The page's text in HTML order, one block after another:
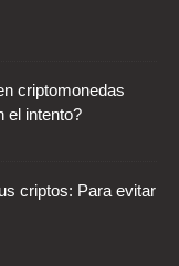
criptomonedas
el intento?
criptos: Para evitar